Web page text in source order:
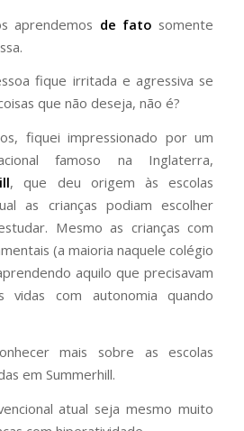
aprendemos de fato somente
fique irritada e agressiva se
que não deseja, não é?
fiquei impressionado por um
famoso na Inglaterra,
, que deu origem às escolas
as crianças podiam escolher
Mesmo as crianças com
(a maioria naquele colégio
aquilo que precisavam
vidas com autonomia quando
mais sobre as escolas
em Summerhill.
atual seja mesmo muito